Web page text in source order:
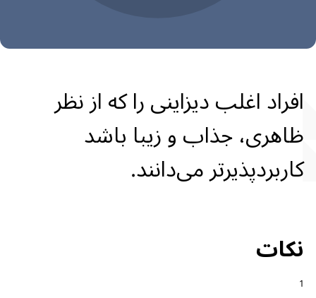
افراد اغلب دیزاینی را که از نظر
ظاهری، جذاب و زیبا باشد
کاربردپذیرتر می‌دانند.
نکات